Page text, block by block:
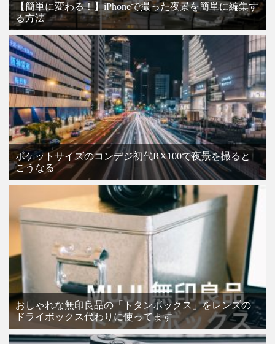
【簡単に変わる！】iPhoneで撮った夜景を簡単に編集す
る方法
ポケットサイズのコンデジ初代RX100で夜景を撮ると
こうなる
おしゃれな無印良品の「トタンボックス」をレンズの
ドライボックス代わりに使ってます